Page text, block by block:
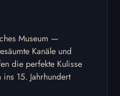
Museum —
Kanäle und
die perfekte Kulisse
15. Jahrhundert